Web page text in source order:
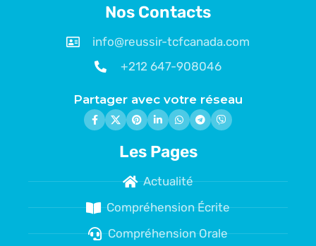
Nos Contacts
info@reussir-tcfcanada.com
+212 647-908046
Partager avec votre réseau
Les Pages
Actualité
Compréhension Écrite
Compréhension Orale